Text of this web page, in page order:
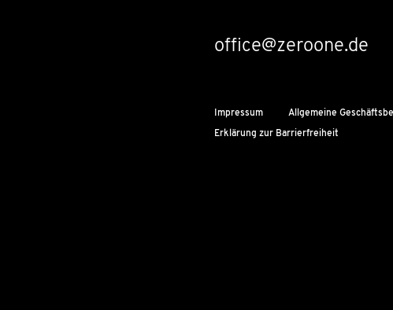
office@zeroone.de
Impressum Allgemeine
Erklärung zur Barrierfreiheit